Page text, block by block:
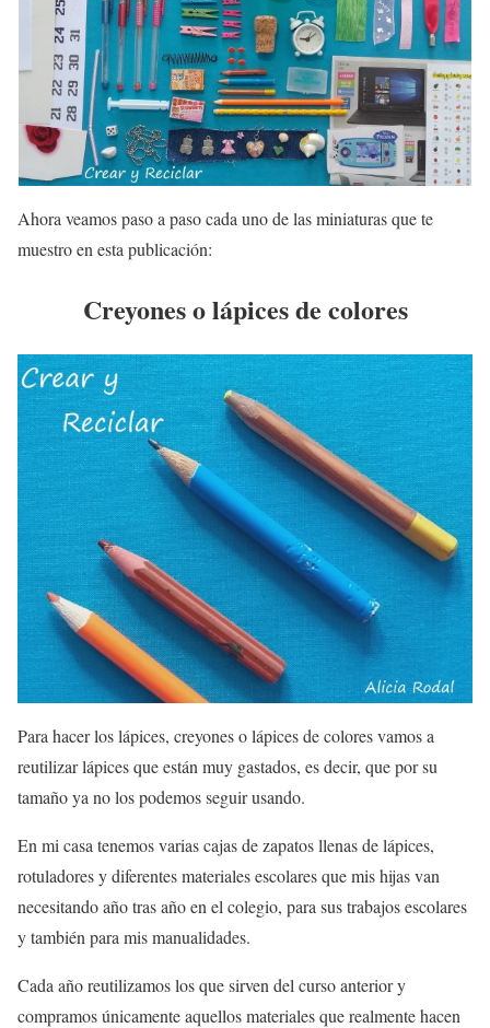
Ahora veamos paso a paso cada uno de las miniaturas que te
muestro en esta publicación:
Creyones o lápices de colores
Para hacer los lápices, creyones o lápices de colores vamos a
reutilizar lápices que están muy gastados, es decir, que por su
tamaño ya no los podemos seguir usando.
En mi casa tenemos varias cajas de zapatos llenas de lápices,
rotuladores y diferentes materiales escolares que mis hijas van
necesitando año tras año en el colegio, para sus trabajos escolares
y también para mis manualidades.
Cada año reutilizamos los que sirven del curso anterior y
compramos únicamente aquellos materiales que realmente hacen